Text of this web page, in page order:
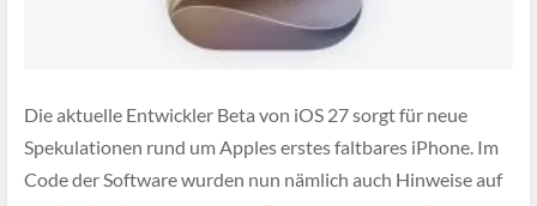
Die aktuelle Entwickler Beta von iOS 27 sorgt für neue
Spekulationen rund um Apples erstes faltbares iPhone. Im
Code der Software wurden nun nämlich auch Hinweise auf